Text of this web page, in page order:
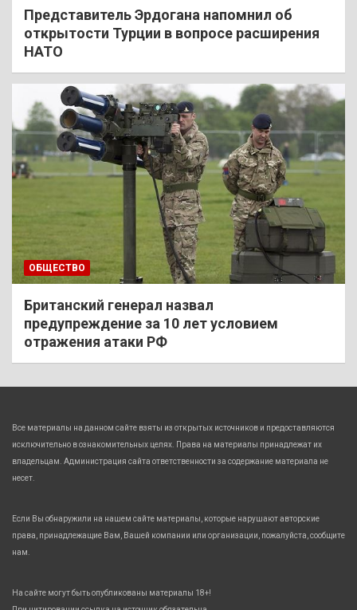
Представитель Эрдогана напомнил об
открытости Турции в вопросе расширения
НАТО
ОБЩЕСТВО
Британский генерал назвал
предупреждение за 10 лет условием
отражения атаки РФ
Все материалы на данном сайте взяты из открытых источников и предоставляются
исключительно в ознакомительных целях. Права на материалы принадлежат их
владельцам. Администрация сайта ответственности за содержание материала не
несет.
Если Вы обнаружили на нашем сайте материалы, которые нарушают авторские
права, принадлежащие Вам, Вашей компании или организации, пожалуйста, сообщите
нам.
На сайте могут быть опубликованы материалы 18+!